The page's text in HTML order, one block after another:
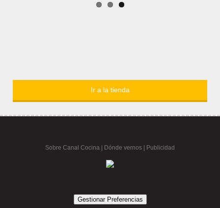
Ir a la tienda
Sobre Canal Cocina Dónde vernos | Publicidad
Gestionar Preferencias